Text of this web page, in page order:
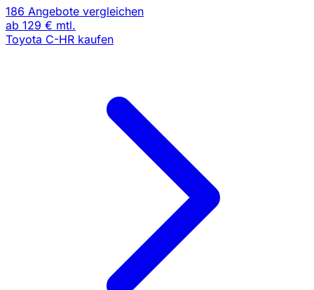
186 Angebote vergleichen
ab 129 € mtl.
Toyota C-HR kaufen